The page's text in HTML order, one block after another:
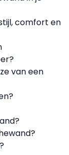
comfort en
van een